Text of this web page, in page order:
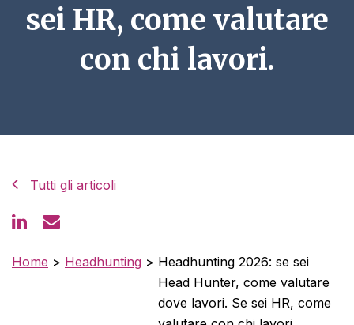
sei HR, come valutare
con chi lavori.
Tutti gli articoli
Home > Headhunting > Headhunting 2026: se sei
Head Hunter, come valutare
dove lavori. Se sei HR, come